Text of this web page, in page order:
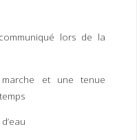
lors de la
marche et une tenue